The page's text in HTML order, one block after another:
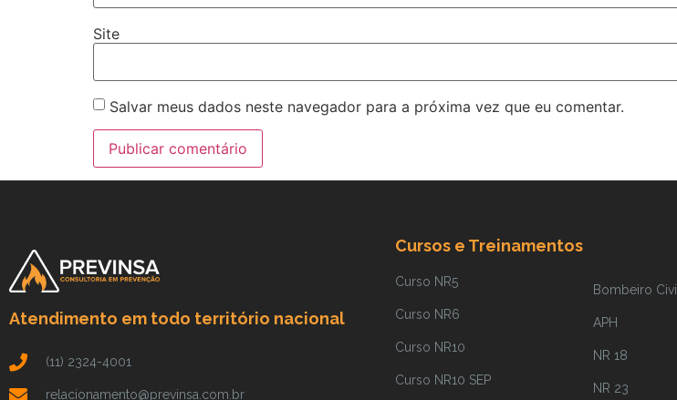
Site
Salvar meus dados neste navegador para a próxima vez que eu comentar.
Atendimento em todo território nacional
(11) 2324-4001
relacionamento@previnsa.com.br
Cursos e Treinamentos
Curso NR5
Curso NR6
Curso NR10
Curso NR10 SEP
Bombeiro Civil
APH
NR 18
NR 23